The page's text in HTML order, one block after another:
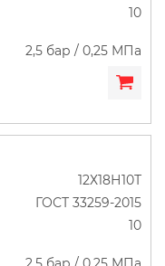
10
2,5 бар / 0,25 МПа
12Х18Н10Т
ГОСТ 33259-2015
10